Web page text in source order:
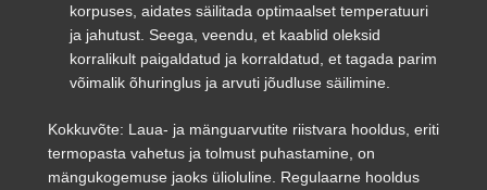
korpuses, aidates säilitada optimaalset temperatuuri
ja jahutust. Seega, veendu, et kaablid oleksid
korralikult paigaldatud ja korraldatud, et tagada parim
võimalik õhuringlus ja arvuti jõudluse säilimine.
Kokkuvõte: Laua- ja mänguarvutite riistvara hooldus, eriti
termopasta vahetus ja tolmust puhastamine, on
mängukogemuse jaoks ülioluline. Regulaarne hooldus